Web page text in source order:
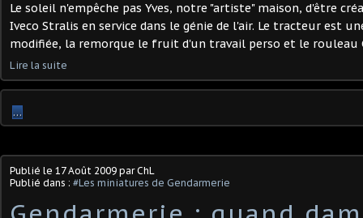
Le soleil n'empêche pas Yves, notre "artiste" maison, d'être
Iveco Stralis en service dans le génie de l'air. Le tracteur est
modifiée, la remorque le fruit d'un travail perso et le rouleau
Lire la suite
…
Publié le 17 Août 2009 par ChL
Publié dans : #Les miniatures de Gendarmerie